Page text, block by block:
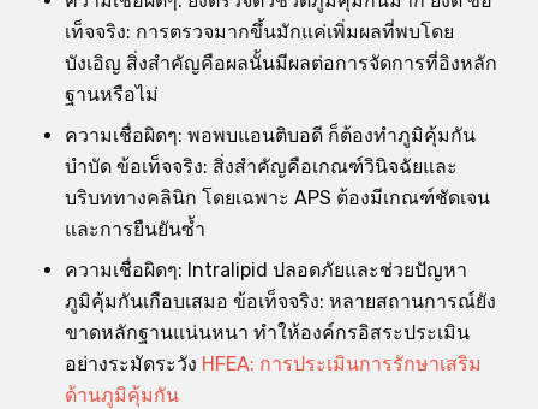
เท็จจริง: การตรวจมากขึ้นมักแค่เพิ่มผลที่พบโดย
บังเอิญ สิ่งสำคัญคือผลนั้นมีผลต่อการจัดการที่อิงหลัก
ฐานหรือไม่
ความเชื่อผิดๆ: พอพบแอนติบอดี ก็ต้องทำภูมิคุ้มกัน
บำบัด ข้อเท็จจริง: สิ่งสำคัญคือเกณฑ์วินิจฉัยและ
บริบททางคลินิก โดยเฉพาะ APS ต้องมีเกณฑ์ชัดเจน
และการยืนยันซ้ำ
ความเชื่อผิดๆ: Intralipid ปลอดภัยและช่วยปัญหา
ภูมิคุ้มกันเกือบเสมอ ข้อเท็จจริง: หลายสถานการณ์ยัง
ขาดหลักฐานแน่นหนา ทำให้องค์กรอิสระประเมิน
อย่างระมัดระวัง HFEA: การประเมินการรักษาเสริม
ด้านภูมิคุ้มกัน